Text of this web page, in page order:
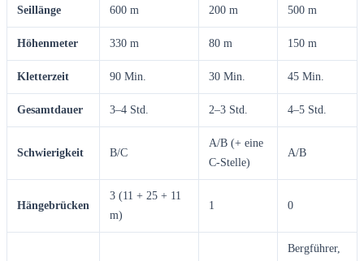
Seillänge 600 m 200 m 500 m
Höhenmeter 330 m 80 m 150 m
Kletterzeit 90 Min. 30 Min. 45 Min.
Gesamtdauer 3–4 Std. 2–3 Std. 4–5 Std.
Schwierigkeit B/C
A/B (+ eine
C-Stelle)
A/B
Hängebrücken
3 (11 + 25 + 11
m)
1 0
Bergführer,